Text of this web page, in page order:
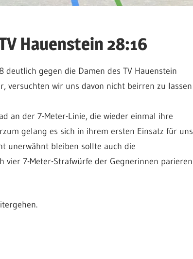
Hauenstein 28:16
gegen die Damen des TV Hauenstein
versuchten wir uns davon nicht beirren zu lassen
an der 7-Meter-Linie, die wieder einmal ihre
gelang es sich in ihrem ersten Einsatz für uns
unerwähnt bleiben sollte auch die
vier 7-Meter-Strafwürfe der Gegnerinnen parieren